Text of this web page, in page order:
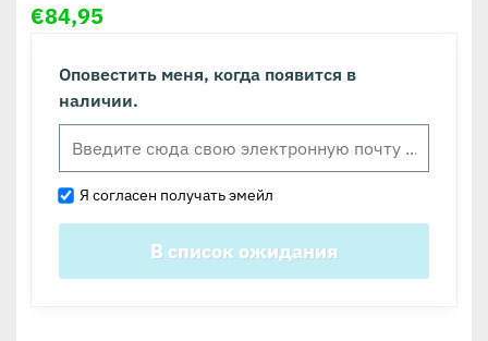
€84,95
Оповестить меня, когда появится в
наличии.
Я согласен получать эмейл